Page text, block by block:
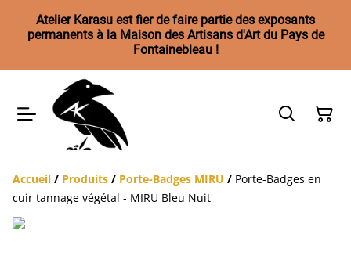
Atelier Karasu est fier de faire partie des exposants
permanents à la Maison des Artisans d'Art du Pays de
Fontainebleau !
Accueil / Produits / Porte-Badges MIRU / Porte-Badges en
cuir tannage végétal - MIRU Bleu Nuit